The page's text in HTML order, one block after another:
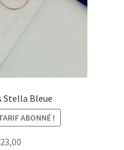
Stella Bleue
ABONNÉ !
23,00